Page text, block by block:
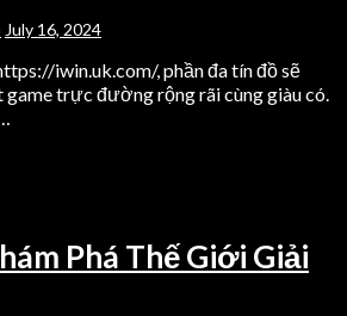
July 16, 2024
iwin.uk.com/, phần đa tín đồ sẽ
trực đường rộng rãi cùng giàu có.
Phá Thế Giới Giải